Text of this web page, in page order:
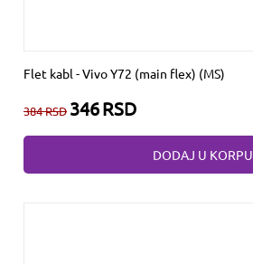
Flet kabl - Vivo Y72 (main flex) (MS)
384RSD 346RSD
DODAJ U KORPU